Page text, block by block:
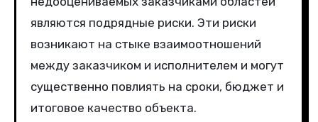
являются подрядные риски. Эти риски
возникают на стыке взаимоотношений
между заказчиком и исполнителем и могут
существенно повлиять на сроки, бюджет и
итоговое качество объекта.